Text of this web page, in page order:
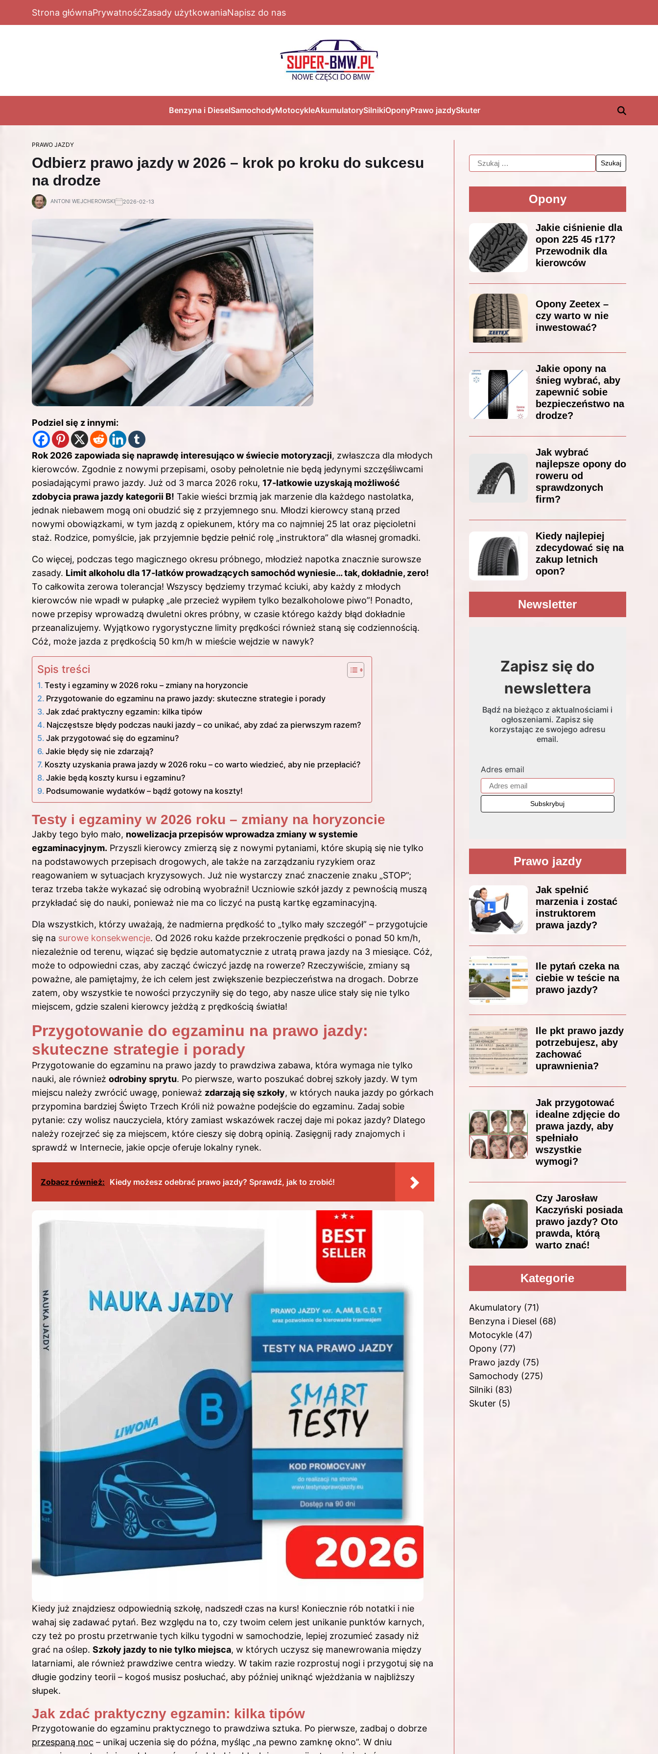
Strona głównaPrywatnośćZasady użytkowaniaNapisz do nas
Benzyna i DieselSamochodyMotocykleAkumulatorySilnikiOponyPrawo jazdySkuter
PRAWO JAZDY
Odbierz prawo jazdy w 2026 – krok po kroku do sukcesu
na drodze
ANTONI WEJCHEROWSKI 2026-02-13
Podziel się z innymi:
Rok 2026 zapowiada się naprawdę interesująco w świecie motoryzacji, zwłaszcza dla młodych
kierowców. Zgodnie z nowymi przepisami, osoby pełnoletnie nie będą jedynymi szczęśliwcami
posiadającymi prawo jazdy. Już od 3 marca 2026 roku, 17-latkowie uzyskają możliwość
zdobycia prawa jazdy kategorii B! Takie wieści brzmią jak marzenie dla każdego nastolatka,
jednak niebawem mogą oni obudzić się z przyjemnego snu. Młodzi kierowcy staną przed
nowymi obowiązkami, w tym jazdą z opiekunem, który ma co najmniej 25 lat oraz pięcioletni
staż. Rodzice, pomyślcie, jak przyjemnie będzie pełnić rolę „instruktora” dla własnej gromadki.
Co więcej, podczas tego magicznego okresu próbnego, młodzież napotka znacznie surowsze
zasady. Limit alkoholu dla 17-latków prowadzących samochód wyniesie… tak, dokładnie, zero!
To całkowita zerowa tolerancja! Wszyscy będziemy trzymać kciuki, aby każdy z młodych
kierowców nie wpadł w pułapkę „ale przecież wypiłem tylko bezalkoholowe piwo”! Ponadto,
nowe przepisy wprowadzą dwuletni okres próbny, w czasie którego każdy błąd dokładnie
przeanalizujemy. Wyjątkowo rygorystyczne limity prędkości również staną się codziennością.
Cóż, może jazda z prędkością 50 km/h w mieście wejdzie w nawyk?
Spis treści
Testy i egzaminy w 2026 roku – zmiany na horyzoncie
Przygotowanie do egzaminu na prawo jazdy: skuteczne strategie i porady
Jak zdać praktyczny egzamin: kilka tipów
Najczęstsze błędy podczas nauki jazdy – co unikać, aby zdać za pierwszym razem?
Jak przygotować się do egzaminu?
Jakie błędy się nie zdarzają?
Koszty uzyskania prawa jazdy w 2026 roku – co warto wiedzieć, aby nie przepłacić?
Jakie będą koszty kursu i egzaminu?
Podsumowanie wydatków – bądź gotowy na koszty!
Testy i egzaminy w 2026 roku – zmiany na horyzoncie
Jakby tego było mało, nowelizacja przepisów wprowadza zmiany w systemie
egzaminacyjnym. Przyszli kierowcy zmierzą się z nowymi pytaniami, które skupią się nie tylko
na podstawowych przepisach drogowych, ale także na zarządzaniu ryzykiem oraz
reagowaniem w sytuacjach kryzysowych. Już nie wystarczy znać znaczenie znaku „STOP”;
teraz trzeba także wykazać się odrobiną wyobraźni! Uczniowie szkół jazdy z pewnością muszą
przykładać się do nauki, ponieważ nie ma co liczyć na pustą kartkę egzaminacyjną.
Dla wszystkich, którzy uważają, że nadmierna prędkość to „tylko mały szczegół” – przygotujcie
się na surowe konsekwencje. Od 2026 roku każde przekroczenie prędkości o ponad 50 km/h,
niezależnie od terenu, wiązać się będzie automatycznie z utratą prawa jazdy na 3 miesiące. Cóż,
może to odpowiedni czas, aby zacząć ćwiczyć jazdę na rowerze? Rzeczywiście, zmiany są
poważne, ale pamiętajmy, że ich celem jest zwiększenie bezpieczeństwa na drogach. Dobrze
zatem, oby wszystkie te nowości przyczyniły się do tego, aby nasze ulice stały się nie tylko
miejscem, gdzie szaleni kierowcy jeżdżą z prędkością światła!
Przygotowanie do egzaminu na prawo jazdy:
skuteczne strategie i porady
Przygotowanie do egzaminu na prawo jazdy to prawdziwa zabawa, która wymaga nie tylko
nauki, ale również odrobiny sprytu. Po pierwsze, warto poszukać dobrej szkoły jazdy. W tym
miejscu należy zwrócić uwagę, ponieważ zdarzają się szkoły, w których nauka jazdy po górkach
przypomina bardziej Święto Trzech Króli niż poważne podejście do egzaminu. Zadaj sobie
pytanie: czy wolisz nauczyciela, który zamiast wskazówek raczej daje mi pokaz jazdy? Dlatego
należy rozejrzeć się za miejscem, które cieszy się dobrą opinią. Zasięgnij rady znajomych i
sprawdź w Internecie, jakie opcje oferuje lokalny rynek.
Zobacz również: Kiedy możesz odebrać prawo jazdy? Sprawdź, jak to zrobić!
Kiedy już znajdziesz odpowiednią szkołę, nadszedł czas na kurs! Koniecznie rób notatki i nie
wahaj się zadawać pytań. Bez względu na to, czy twoim celem jest unikanie punktów karnych,
czy też po prostu przetrwanie tych kilku tygodni w samochodzie, lepiej zrozumieć zasady niż
grać na oślep. Szkoły jazdy to nie tylko miejsca, w których uczysz się manewrowania między
latarniami, ale również prawdziwe centra wiedzy. W takim razie rozprostuj nogi i przygotuj się na
długie godziny teorii – kogoś musisz posłuchać, aby później uniknąć wjeżdżania w najbliższy
słupek.
Jak zdać praktyczny egzamin: kilka tipów
Przygotowanie do egzaminu praktycznego to prawdziwa sztuka. Po pierwsze, zadbaj o dobrze
przespaną noc – unikaj uczenia się do późna, myśląc „na pewno zamknę okno”. W dniu
Opony
Jakie ciśnienie dla
opon 225 45 r17?
Przewodnik dla
kierowców
Opony Zeetex –
czy warto w nie
inwestować?
Jakie opony na
śnieg wybrać, aby
zapewnić sobie
bezpieczeństwo na
drodze?
Jak wybrać
najlepsze opony do
roweru od
sprawdzonych
firm?
Kiedy najlepiej
zdecydować się na
zakup letnich
opon?
Newsletter
Zapisz się do
newslettera
Bądź na bieżąco z aktualnościami i
ogłoszeniami. Zapisz się
korzystając ze swojego adresu
email.
Adres email
Prawo jazdy
Jak spełnić
marzenia i zostać
instruktorem
prawa jazdy?
Ile pytań czeka na
ciebie w teście na
prawo jazdy?
Ile pkt prawo jazdy
potrzebujesz, aby
zachować
uprawnienia?
Jak przygotować
idealne zdjęcie do
prawa jazdy, aby
spełniało
wszystkie
wymogi?
Czy Jarosław
Kaczyński posiada
prawo jazdy? Oto
prawda, którą
warto znać!
Kategorie
Akumulatory(71)
Benzyna i Diesel (68)
Motocykle(47)
Opony(77)
Prawo jazdy(75)
Samochody(275)
Silniki(83)
Skuter(5)